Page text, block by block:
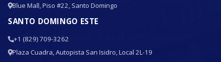
Blue Mall, Piso #22, Santo Domingo
SANTO DOMINGO ESTE
+1 (829) 709-3262
Plaza Cuadra, Autopista San Isidro, Local 2L-19